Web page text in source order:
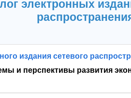
электронных
издания сетевого
и перспективы развития